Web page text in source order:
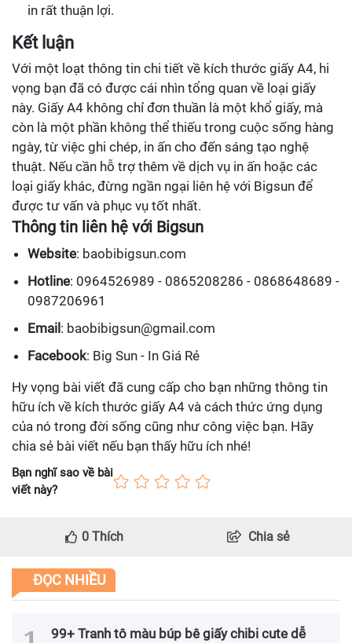
in rất thuận lợi.
Kết luận
Với một loạt thông tin chi tiết về kích thước giấy A4, hi
vọng bạn đã có được cái nhìn tổng quan về loại giấy
này. Giấy A4 không chỉ đơn thuần là một khổ giấy, mà
còn là một phần không thể thiếu trong cuộc sống hàng
ngày, từ việc ghi chép, in ấn cho đến sáng tạo nghệ
thuật. Nếu cần hỗ trợ thêm về dịch vụ in ấn hoặc các
loại giấy khác, đừng ngần ngại liên hệ với Bigsun để
được tư vấn và phục vụ tốt nhất.
Thông tin liên hệ với Bigsun
Website: baobibigsun.com
Hotline: 0964526989 - 0865208286 - 0868648689 -
0987206961
Email : baobibigsun@gmail.com
Facebook: Big Sun - In Giá Rẻ
Hy vọng bài viết đã cung cấp cho bạn những thông tin
hữu ích về kích thước giấy A4 và cách thức ứng dụng
của nó trong đời sống cũng như công việc bạn. Hãy
chia sẻ bài viết nếu bạn thấy hữu ích nhé!
Bạn nghĩ sao về bài
viết này?
0 Thích Chia sẻ
ĐỌC NHIỀU
99+ Tranh tô màu búp bê giấy chibi cute dễ